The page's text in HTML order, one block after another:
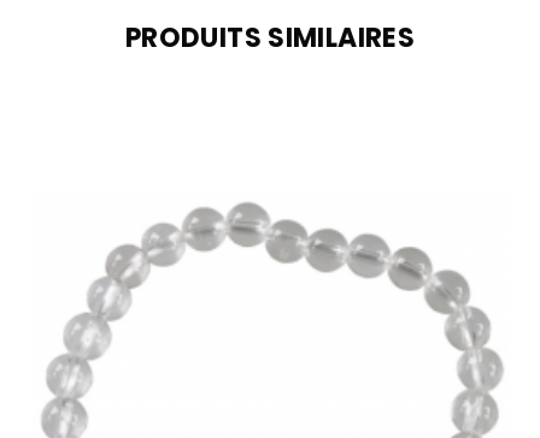
PRODUITS SIMILAIRES